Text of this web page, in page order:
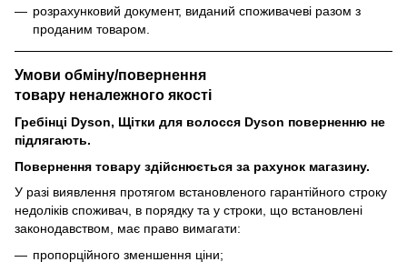
розрахунковий документ, виданий споживачеві разом з
проданим товаром.
Умови обміну/повернення
товару неналежного якості
Гребінці Dyson, Щітки для волосся Dyson поверненню не
підлягають.
Повернення товару здійснюється за рахунок магазину.
У разі виявлення протягом встановленого гарантійного строку
недоліків споживач, в порядку та у строки, що встановлені
законодавством, має право вимагати:
пропорційного зменшення ціни;